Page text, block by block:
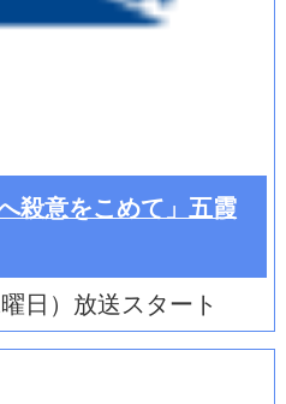
殺意をこめて」五霞
日）放送スタート